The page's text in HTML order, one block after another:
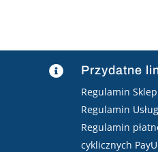
 Przydatne
Regulamin
Regulamin Usług
Regulamin
cyklicznych PayU